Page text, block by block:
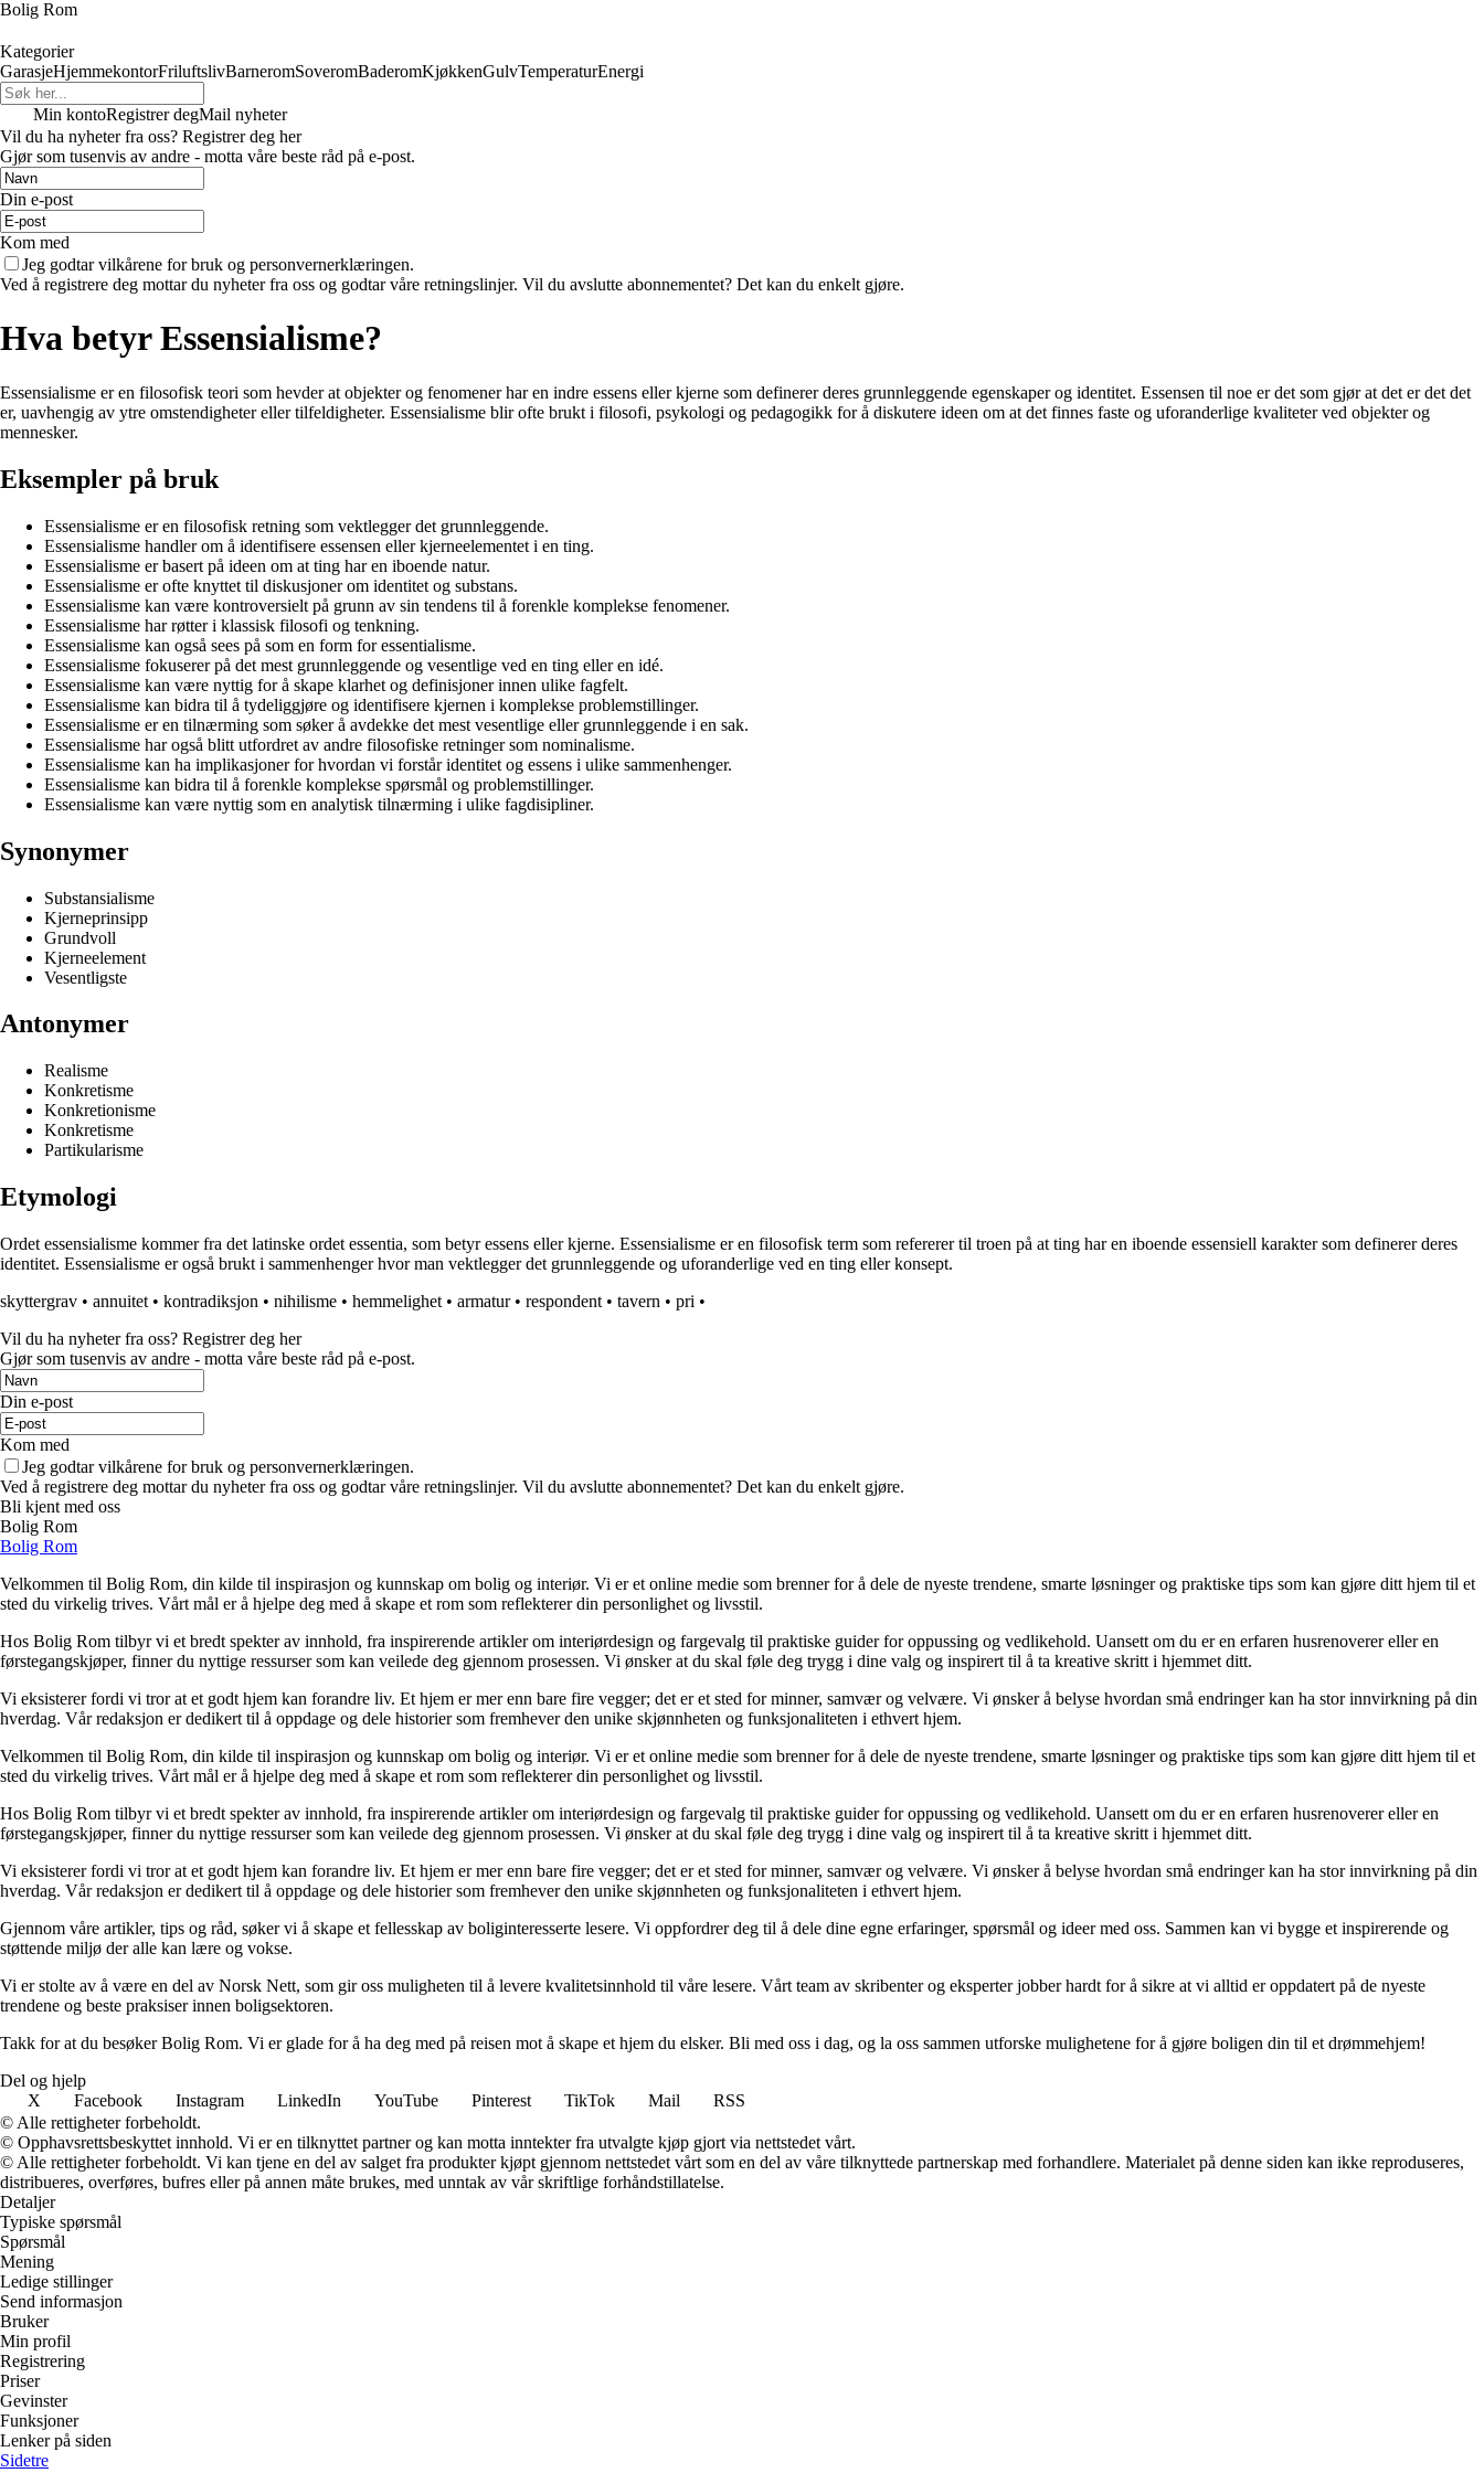
Bolig Rom
Kategorier
GarasjeHjemmekontorFriluftslivBarneromSoveromBaderomKjøkkenGulvTemperaturEnergi
Min kontoRegistrer degMail nyheter
Vil du ha nyheter fra oss? Registrer deg her
Gjør som tusenvis av andre - motta våre beste råd på e-post.
Din e-post
Kom med
Jeg godtar vilkårene for bruk og personvernerklæringen.
Ved å registrere deg mottar du nyheter fra oss og godtar våre retningslinjer. Vil du avslutte abonnementet? Det kan du enkelt gjøre.
Hva betyr Essensialisme?
Essensialisme er en filosofisk teori som hevder at objekter og fenomener har en indre essens eller kjerne som definerer deres grunnleggende egenskaper og identitet. Essensen til noe er det som gjør at det er det det
er, uavhengig av ytre omstendigheter eller tilfeldigheter. Essensialisme blir ofte brukt i filosofi, psykologi og pedagogikk for å diskutere ideen om at det finnes faste og uforanderlige kvaliteter ved objekter og
mennesker.
Eksempler på bruk
Essensialisme er en filosofisk retning som vektlegger det grunnleggende.
Essensialisme handler om å identifisere essensen eller kjerneelementet i en ting.
Essensialisme er basert på ideen om at ting har en iboende natur.
Essensialisme er ofte knyttet til diskusjoner om identitet og substans.
Essensialisme kan være kontroversielt på grunn av sin tendens til å forenkle komplekse fenomener.
Essensialisme har røtter i klassisk filosofi og tenkning.
Essensialisme kan også sees på som en form for essentialisme.
Essensialisme fokuserer på det mest grunnleggende og vesentlige ved en ting eller en idé.
Essensialisme kan være nyttig for å skape klarhet og definisjoner innen ulike fagfelt.
Essensialisme kan bidra til å tydeliggjøre og identifisere kjernen i komplekse problemstillinger.
Essensialisme er en tilnærming som søker å avdekke det mest vesentlige eller grunnleggende i en sak.
Essensialisme har også blitt utfordret av andre filosofiske retninger som nominalisme.
Essensialisme kan ha implikasjoner for hvordan vi forstår identitet og essens i ulike sammenhenger.
Essensialisme kan bidra til å forenkle komplekse spørsmål og problemstillinger.
Essensialisme kan være nyttig som en analytisk tilnærming i ulike fagdisipliner.
Synonymer
Substansialisme
Kjerneprinsipp
Grundvoll
Kjerneelement
Vesentligste
Antonymer
Realisme
Konkretisme
Konkretionisme
Konkretisme
Partikularisme
Etymologi
Ordet essensialisme kommer fra det latinske ordet essentia, som betyr essens eller kjerne. Essensialisme er en filosofisk term som refererer til troen på at ting har en iboende essensiell karakter som definerer deres
identitet. Essensialisme er også brukt i sammenhenger hvor man vektlegger det grunnleggende og uforanderlige ved en ting eller konsept.
skyttergrav • annuitet • kontradiksjon • nihilisme • hemmelighet • armatur• respondent • tavern • pri •
Vil du ha nyheter fra oss? Registrer deg her
Gjør som tusenvis av andre - motta våre beste råd på e-post.
Din e-post
Kom med
Jeg godtar vilkårene for bruk og personvernerklæringen.
Ved å registrere deg mottar du nyheter fra oss og godtar våre retningslinjer. Vil du avslutte abonnementet? Det kan du enkelt gjøre.
Bli kjent med oss
Bolig Rom
Bolig Rom
Velkommen til Bolig Rom, din kilde til inspirasjon og kunnskap om bolig og interiør. Vi er et online medie som brenner for å dele de nyeste trendene, smarte løsninger og praktiske tips som kan gjøre ditt hjem til et
sted du virkelig trives. Vårt mål er å hjelpe deg med å skape et rom som reflekterer din personlighet og livsstil.
Hos Bolig Rom tilbyr vi et bredt spekter av innhold, fra inspirerende artikler om interiørdesign og fargevalg til praktiske guider for oppussing og vedlikehold. Uansett om du er en erfaren husrenoverer eller en
førstegangskjøper, finner du nyttige ressurser som kan veilede deg gjennom prosessen. Vi ønsker at du skal føle deg trygg i dine valg og inspirert til å ta kreative skritt i hjemmet ditt.
Vi eksisterer fordi vi tror at et godt hjem kan forandre liv. Et hjem er mer enn bare fire vegger; det er et sted for minner, samvær og velvære. Vi ønsker å belyse hvordan små endringer kan ha stor innvirkning på din
hverdag. Vår redaksjon er dedikert til å oppdage og dele historier som fremhever den unike skjønnheten og funksjonaliteten i ethvert hjem.
Velkommen til Bolig Rom, din kilde til inspirasjon og kunnskap om bolig og interiør. Vi er et online medie som brenner for å dele de nyeste trendene, smarte løsninger og praktiske tips som kan gjøre ditt hjem til et
sted du virkelig trives. Vårt mål er å hjelpe deg med å skape et rom som reflekterer din personlighet og livsstil.
Hos Bolig Rom tilbyr vi et bredt spekter av innhold, fra inspirerende artikler om interiørdesign og fargevalg til praktiske guider for oppussing og vedlikehold. Uansett om du er en erfaren husrenoverer eller en
førstegangskjøper, finner du nyttige ressurser som kan veilede deg gjennom prosessen. Vi ønsker at du skal føle deg trygg i dine valg og inspirert til å ta kreative skritt i hjemmet ditt.
Vi eksisterer fordi vi tror at et godt hjem kan forandre liv. Et hjem er mer enn bare fire vegger; det er et sted for minner, samvær og velvære. Vi ønsker å belyse hvordan små endringer kan ha stor innvirkning på din
hverdag. Vår redaksjon er dedikert til å oppdage og dele historier som fremhever den unike skjønnheten og funksjonaliteten i ethvert hjem.
Gjennom våre artikler, tips og råd, søker vi å skape et fellesskap av boliginteresserte lesere. Vi oppfordrer deg til å dele dine egne erfaringer, spørsmål og ideer med oss. Sammen kan vi bygge et inspirerende og
støttende miljø der alle kan lære og vokse.
Vi er stolte av å være en del av Norsk Nett, som gir oss muligheten til å levere kvalitetsinnhold til våre lesere. Vårt team av skribenter og eksperter jobber hardt for å sikre at vi alltid er oppdatert på de nyeste
trendene og beste praksiser innen boligsektoren.
Takk for at du besøker Bolig Rom. Vi er glade for å ha deg med på reisen mot å skape et hjem du elsker. Bli med oss i dag, og la oss sammen utforske mulighetene for å gjøre boligen din til et drømmehjem!
Del og hjelp
X
Facebook Instagram LinkedIn YouTube Pinterest TikTok Mail
RSS
© Alle rettigheter forbeholdt.
© Opphavsrettsbeskyttet innhold. Vi er en tilknyttet partner og kan motta inntekter fra utvalgte kjøp gjort via nettstedet vårt.
© Alle rettigheter forbeholdt. Vi kan tjene en del av salget fra produkter kjøpt gjennom nettstedet vårt som en del av våre tilknyttede partnerskap med forhandlere. Materialet på denne siden kan ikke reproduseres,
distribueres, overføres, bufres eller på annen måte brukes, med unntak av vår skriftlige forhåndstillatelse.
Detaljer
Typiske spørsmål
Spørsmål
Mening
Ledige stillinger
Send informasjon
Bruker
Min profil
Registrering
Priser
Gevinster
Funksjoner
Lenker på siden
Sidetre